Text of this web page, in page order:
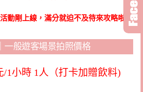
動剛上線，滿分就迫不及待來攻略啦
一般遊客場景拍照價格
/1小時 1人（打卡加贈飲料)